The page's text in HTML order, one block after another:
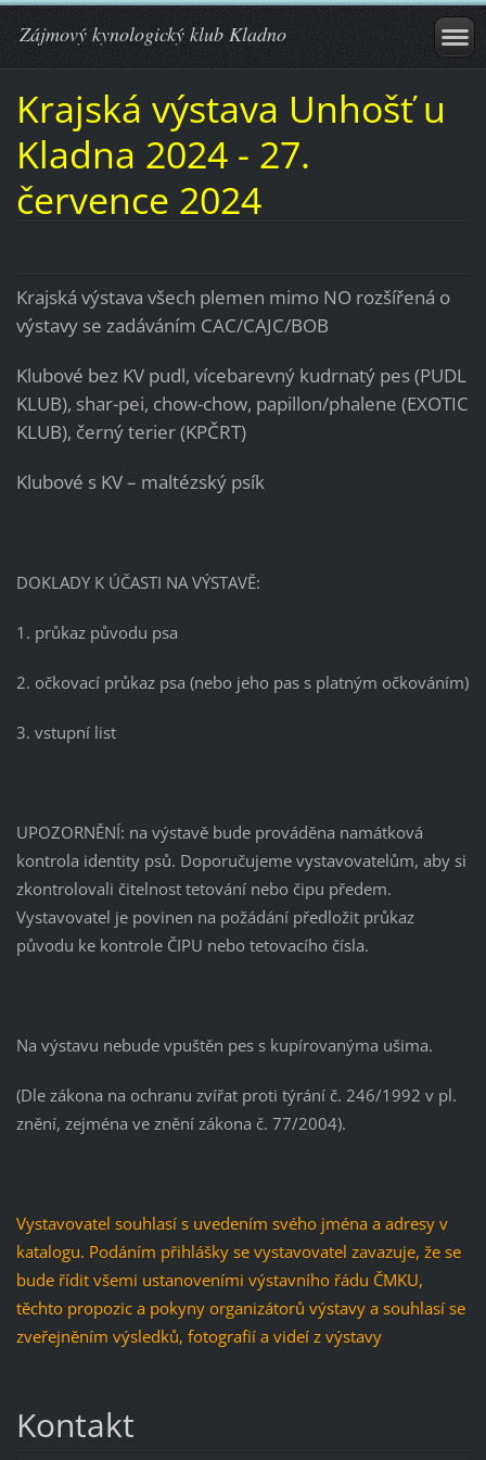
Zájmový kynologický klub Kladno
Krajská výstava Unhošť u
Kladna 2024 - 27.
července 2024
Krajská výstava všech plemen mimo NO rozšířená o
výstavy se zadáváním CAC/CAJC/BOB
Klubové bez KV pudl, vícebarevný kudrnatý pes (PUDL
KLUB), shar-pei, chow-chow, papillon/phalene (EXOTIC
KLUB), černý terier (KPČRT)
Klubové s KV – maltézský psík
DOKLADY K ÚČASTI NA VÝSTAVĚ:
1. průkaz původu psa
2. očkovací průkaz psa (nebo jeho pas s platným očkováním)
3. vstupní list
UPOZORNĚNÍ: na výstavě bude prováděna namátková
kontrola identity psů. Doporučujeme vystavovatelům, aby si
zkontrolovali čitelnost tetování nebo čipu předem.
Vystavovatel je povinen na požádání předložit průkaz
původu ke kontrole ČIPU nebo tetovacího čísla.
Na výstavu nebude vpuštěn pes s kupírovanýma ušima.
(Dle zákona na ochranu zvířat proti týrání č. 246/1992 v pl.
znění, zejména ve znění zákona č. 77/2004).
Vystavovatel souhlasí s uvedením svého jména a adresy v
katalogu. Podáním přihlášky se vystavovatel zavazuje, že se
bude řídit všemi ustanoveními výstavního řádu ČMKU,
těchto propozic a pokyny organizátorů výstavy a souhlasí se
zveřejněním výsledků, fotografií a videí z výstavy
Kontakt